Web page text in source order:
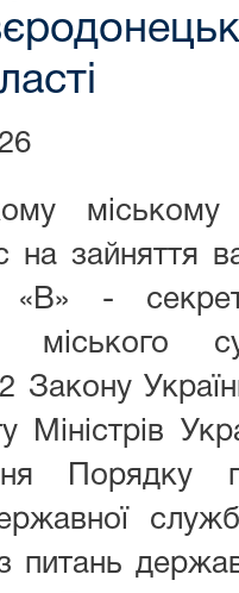
міському
на зайняття
«В» -
міського
Закону
Міністрів
Порядку
з питань